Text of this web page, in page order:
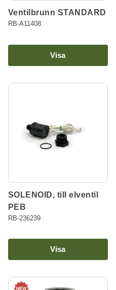
Ventilbrunn STANDARD
RB-A11408
Visa
SOLENOID, till elventil
PEB
RB-236239
Visa